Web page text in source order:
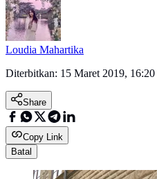
Loudia Mahartika
Diterbitkan: 15 Maret 2019,
Share
Copy Link
Batal